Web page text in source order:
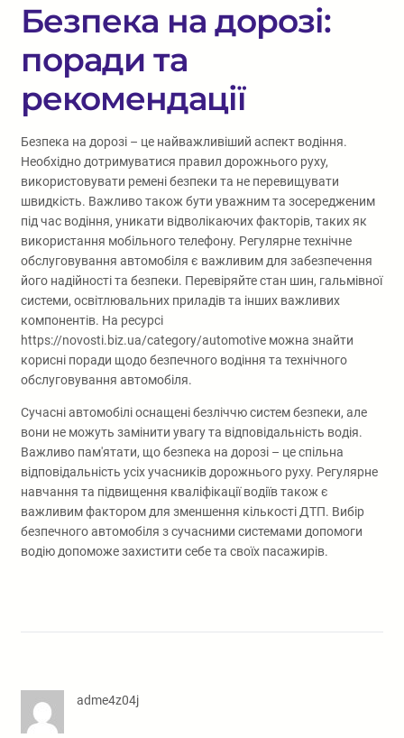
Безпека на дорозі:
поради та
рекомендації
Безпека на дорозі – це найважливіший аспект водіння.
Необхідно дотримуватися правил дорожнього руху,
використовувати ремені безпеки та не перевищувати
швидкість. Важливо також бути уважним та зосередженим
під час водіння, уникати відволікаючих факторів, таких як
використання мобільного телефону. Регулярне технічне
обслуговування автомобіля є важливим для забезпечення
його надійності та безпеки. Перевіряйте стан шин, гальмівної
системи, освітлювальних приладів та інших важливих
компонентів. На ресурсі
https://novosti.biz.ua/category/automotive можна знайти
корисні поради щодо безпечного водіння та технічного
обслуговування автомобіля.
Сучасні автомобілі оснащені безліччю систем безпеки, але
вони не можуть замінити увагу та відповідальність водія.
Важливо пам'ятати, що безпека на дорозі – це спільна
відповідальність усіх учасників дорожнього руху. Регулярне
навчання та підвищення кваліфікації водіїв також є
важливим фактором для зменшення кількості ДТП. Вибір
безпечного автомобіля з сучасними системами допомоги
водію допоможе захистити себе та своїх пасажирів.
adme4z04j